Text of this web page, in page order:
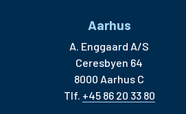
Aarhus
A. Enggaard A/S
Ceresbyen 64
8000 Aarhus C
Tlf. +45 86 20 33 80